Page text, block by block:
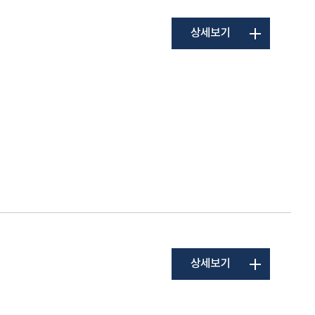
상세보기
상세보기